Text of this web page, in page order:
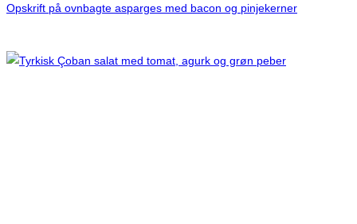
Opskrift på ovnbagte asparges med bacon og pinjekerner